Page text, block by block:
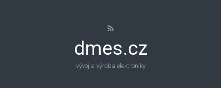
dmes.cz
vývoj a výroba elektroniky